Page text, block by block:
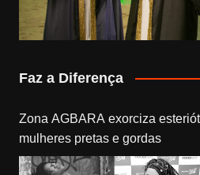
Faz a Diferença
Zona AGBARA exorciza
mulheres pretas e gordas